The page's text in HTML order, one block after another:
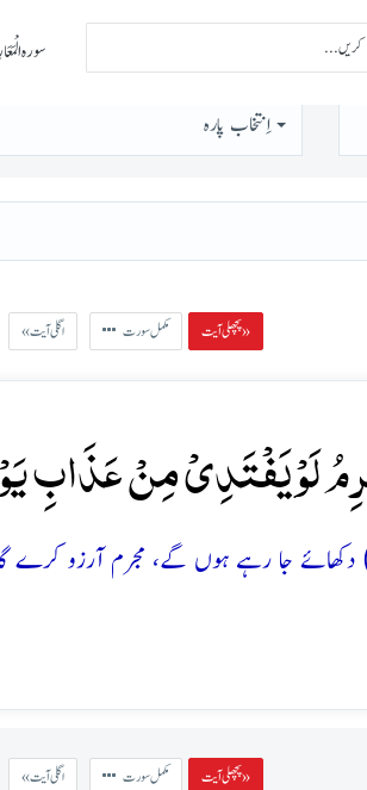
سورہ
اِنتخاب پارہ
پچھلی آیت » مکمل سورت « اگلی آیت
لَوۡ یَفۡتَدِیۡ مِنۡ عَذَابِ
دکھائے جا رہے ہوں گے، مجرم آرزو
پچھلی آیت » مکمل سورت « اگلی آیت